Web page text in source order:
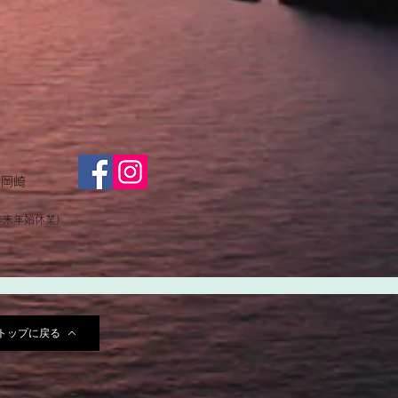
崎
年始休業）
ップに戻る